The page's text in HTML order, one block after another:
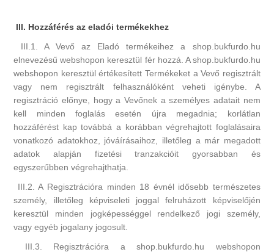
III. Hozzáférés az eladói termékekhez
III.1. A Vevő az Eladó termékeihez a shop.bukfurdo.hu
elnevezésű webshopon keresztül fér hozzá. A shop.bukfurdo.hu
webshopon keresztül értékesített Termékeket a Vevő regisztrált
vagy nem regisztrált felhasználóként veheti igénybe. A
regisztráció előnye, hogy a Vevőnek a személyes adatait nem
kell minden foglalás esetén újra megadnia; korlátlan
hozzáférést kap továbbá a korábban végrehajtott foglalásaira
vonatkozó adatokhoz, jóváírásaihoz, illetőleg a már megadott
adatok alapján fizetési tranzakcióit gyorsabban és
egyszerűbben végrehajthatja.
III.2. A Regisztrációra minden 18 évnél idősebb természetes
személy, illetőleg képviseleti joggal felruházott képviselőjén
keresztül minden jogképességgel rendelkező jogi személy,
vagy egyéb jogalany jogosult.
III.3. Regisztrációra a shop.bukfurdo.hu webshopon